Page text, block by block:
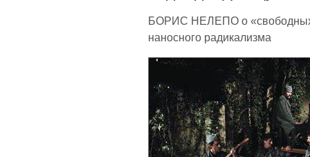
БОРИС НЕЛЕПО о «свободных
наносного радикализма